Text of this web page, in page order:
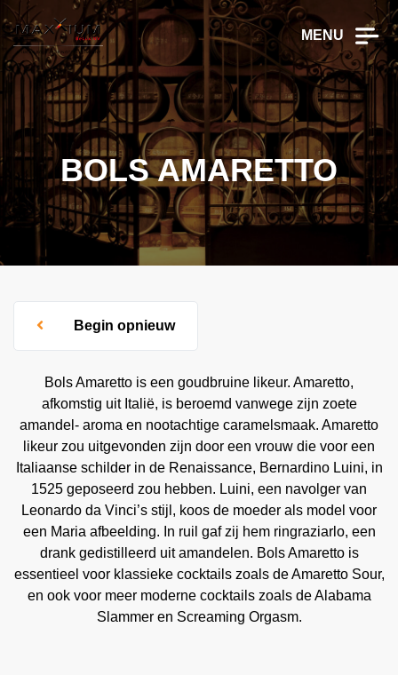
MENU
BOLS AMARETTO
Begin opnieuw
Bols Amaretto is een goudbruine likeur. Amaretto,
afkomstig uit Italië, is beroemd vanwege zijn zoete
amandel- aroma en nootachtige caramelsmaak. Amaretto
likeur zou uitgevonden zijn door een vrouw die voor een
Italiaanse schilder in de Renaissance, Bernardino Luini, in
1525 geposeerd zou hebben. Luini, een navolger van
Leonardo da Vinci’s stijl, koos de moeder als model voor
een Maria afbeelding. In ruil gaf zij hem ringraziarlo, een
drank gedistilleerd uit amandelen. Bols Amaretto is
essentieel voor klassieke cocktails zoals de Amaretto Sour,
en ook voor meer moderne cocktails zoals de Alabama
Slammer en Screaming Orgasm.